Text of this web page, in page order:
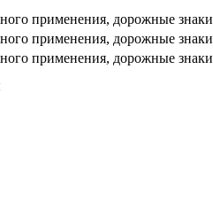
применения, дорожные знаки
применения, дорожные знаки
применения, дорожные знаки